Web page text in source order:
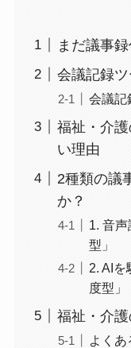
まだ議事
会議記録
会議記
福祉・介
い理由
2種類の議
か？
1. 音
型」
2. AI
度型」
福祉・介
よく